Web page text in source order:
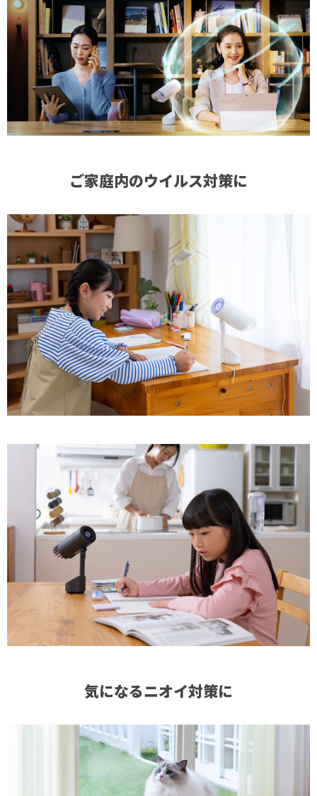
ご家庭内のウイルス対策に
気になるニオイ対策に